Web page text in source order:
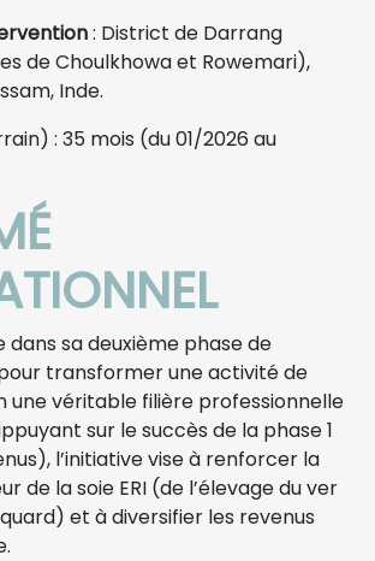
: District de Darrang
de Choulkhowa et Rowemari),
Inde.
: 35 mois (du 01/2026 au
dans sa deuxième phase de
transformer une activité de
une véritable filière professionnelle
sur le succès de la phase 1
l’initiative vise à renforcer la
de la soie ERI (de l’élevage du ver
et à diversifier les revenus